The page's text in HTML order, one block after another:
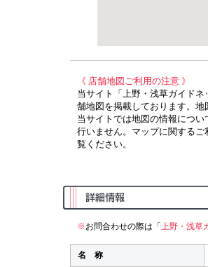
《 店舗地図ご利用の注意 》
当サイト「上野・浅草ガイド
舗地図を掲載しております。
当サイトでは地図の情報につ
行いません。マップに関するご
覧ください。
※お問合わせの際は「 上野・浅草
名 称